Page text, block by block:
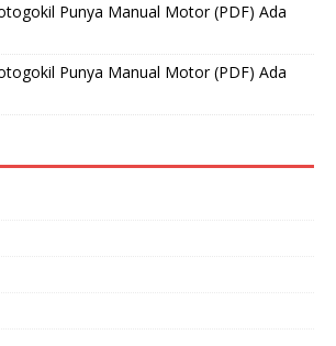
Punya Manual Motor (PDF) Ada
Punya Manual Motor (PDF) Ada